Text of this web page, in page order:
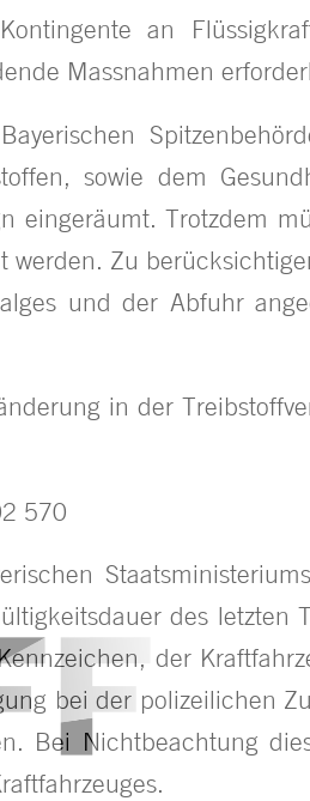
an
Massnahmen
sowie dem
eingeräumt. Trotzdem
werden. Zu
und der Abfuhr
in der
570
des letzten
der
bei der polizeilichen
Bei Nichtbeachtung